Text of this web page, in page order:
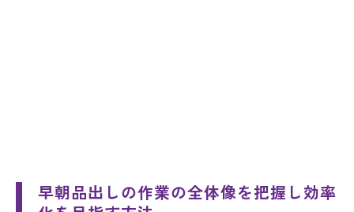
早朝品出しの作業の全体像を把握し効率